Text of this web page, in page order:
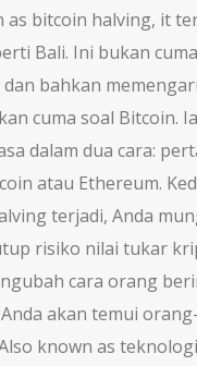
as bitcoin halving, it
Bali. Ini bukan
bahkan
cuma soal Bitcoin.
dalam dua cara:
atau Ethereum.
terjadi, Anda
risiko nilai tukar
cara orang
akan temui
known as